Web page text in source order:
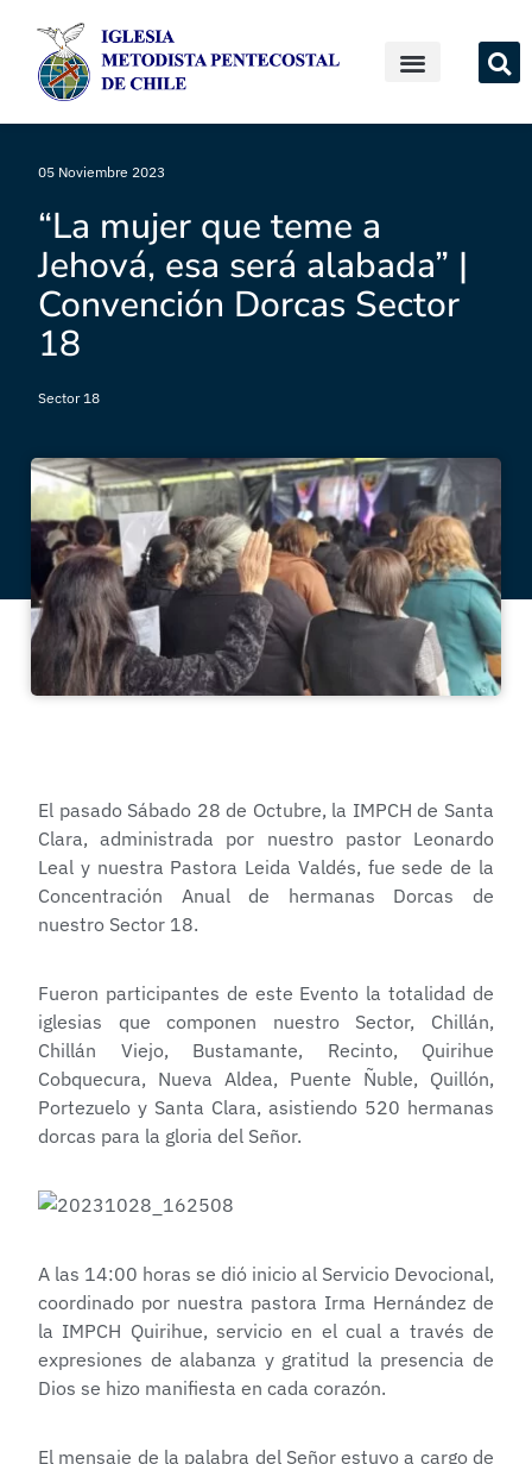
05 Noviembre 2023
“La mujer que teme a
Jehová, esa será alabada” |
Convención Dorcas Sector
18
Sector 18
El pasado Sábado 28 de Octubre, la IMPCH de Santa
Clara, administrada por nuestro pastor Leonardo
Leal y nuestra Pastora Leida Valdés, fue sede de la
Concentración Anual de hermanas Dorcas de
nuestro Sector 18.
Fueron participantes de este Evento la totalidad de
iglesias que componen nuestro Sector, Chillán,
Chillán Viejo, Bustamante, Recinto, Quirihue
Cobquecura, Nueva Aldea, Puente Ñuble, Quillón,
Portezuelo y Santa Clara, asistiendo 520 hermanas
dorcas para la gloria del Señor.
A las 14:00 horas se dió inicio al Servicio Devocional,
coordinado por nuestra pastora Irma Hernández de
la IMPCH Quirihue, servicio en el cual a través de
expresiones de alabanza y gratitud la presencia de
Dios se hizo manifiesta en cada corazón.
El mensaje de la palabra del Señor estuvo a cargo de